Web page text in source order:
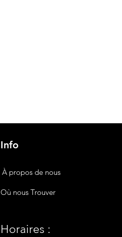
Info
Où nous Trouver
Horaires :
À propos de nous